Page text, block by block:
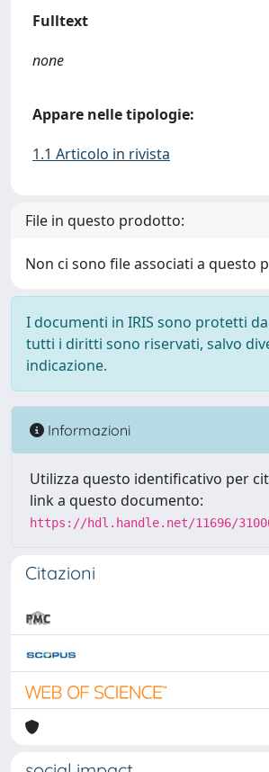
Fulltext
none
Appare nelle tipologie:
1.1 Articolo in rivista
File in questo prodotto:
Non ci sono file associati a questo
I documenti in IRIS sono protetti
tutti i diritti sono riservati, salvo
indicazione.
Informazioni
Utilizza questo identificativo per
link a questo documento:
https://hdl.handle.net/11696/
Citazioni